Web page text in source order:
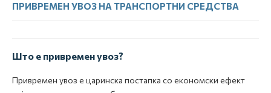
Медиа центар
ПРИВРЕМЕН УВОЗ НА ТРАНСПОРТНИ СРЕДСТВА
Што е привремен увоз?
Привремен увоз е царинска постапка со економски ефект